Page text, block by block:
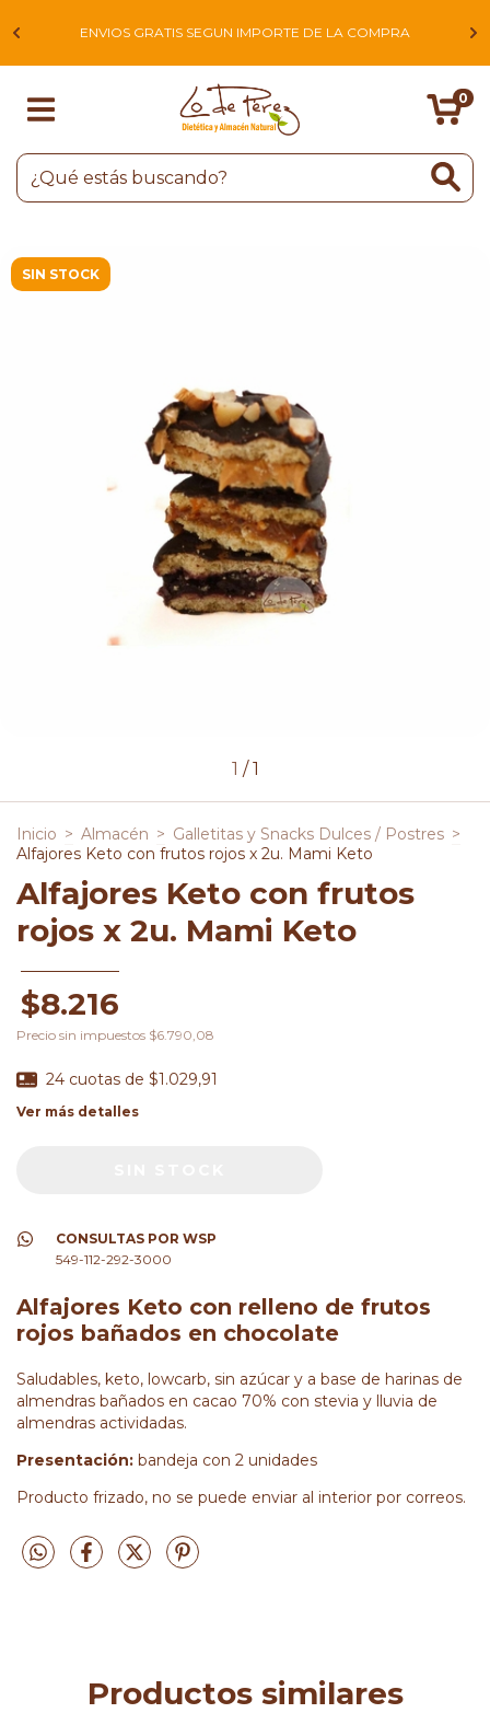
ENVIOS GRATIS SEGUN IMPORTE DE LA COMPRA
0
SIN STOCK
1 /1
Inicio > Almacén > Galletitas y Snacks Dulces / Postres >
Alfajores Keto con frutos rojos x 2u. Mami Keto
Alfajores Keto con frutos
rojos x 2u. Mami Keto
$8.216
Precio sin impuestos $6.790,08
24 cuotas de $1.029,91
Ver más detalles
CONSULTAS POR WSP
549-112-292-3000
Alfajores Keto con relleno de frutos
rojos bañados en chocolate
Saludables, keto, lowcarb, sin azúcar y a base de harinas de
almendras bañados en cacao 70% con stevia y lluvia de
almendras actividadas.
Presentación: bandeja con 2 unidades
Producto frizado, no se puede enviar al interior por correos.
Productos similares